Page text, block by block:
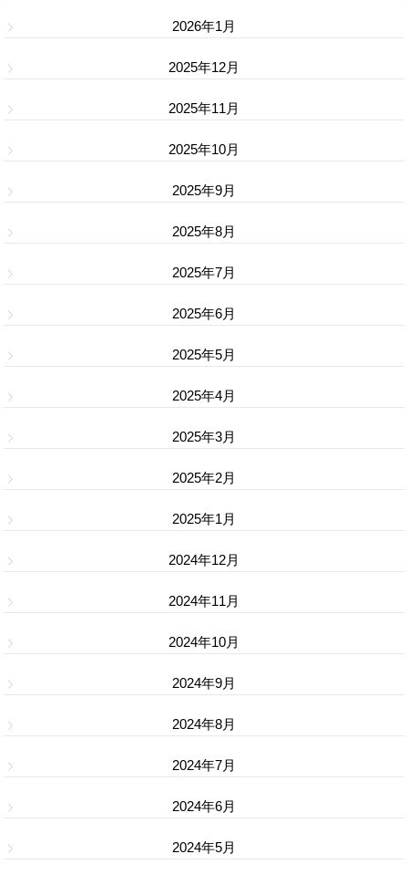
2026年1月
2025年12月
2025年11月
2025年10月
2025年9月
2025年8月
2025年7月
2025年6月
2025年5月
2025年4月
2025年3月
2025年2月
2025年1月
2024年12月
2024年11月
2024年10月
2024年9月
2024年8月
2024年7月
2024年6月
2024年5月